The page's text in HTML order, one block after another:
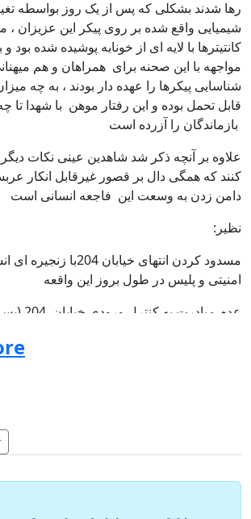
رها شدند بشکلی که پس از یک روز بواسطه
شیمیایی واقع شده بر روی پیکر این عزیزان ،
کانتیترها با لایه ای از خونابه پوشیده شده
مواجهه با این صحنه برای همراهان و هم
شناسایی پیکرها را عهده دار بودند ، به چه
قابل تحمل بوده و این رفتار موهن با شهدا تا
علاوه بر آنچه ذکر شد شاهدین عینی نکات
کنند که همگی دال بر قصور غیرقابل انکار
دامن زدن به وسعت این فاجعه انسانی است
:نظیر
مسدود کردن انتهای خیابان
امنیتی و پلیس در طول بروز این واقعه
عدم مبادرت
باز ننمودن راههای خروجی اضطراری و
با فشرده شدن
و پای یکدیگر ، ترافیک در خیابانهای مجاور
فیصل و سوق العرب روان و هدایت جمعیت به